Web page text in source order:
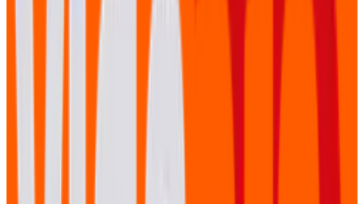
LET US TELL YOUR STORY
Neem contact op voor een vrijblijvend gesprek.
Contact opnemen